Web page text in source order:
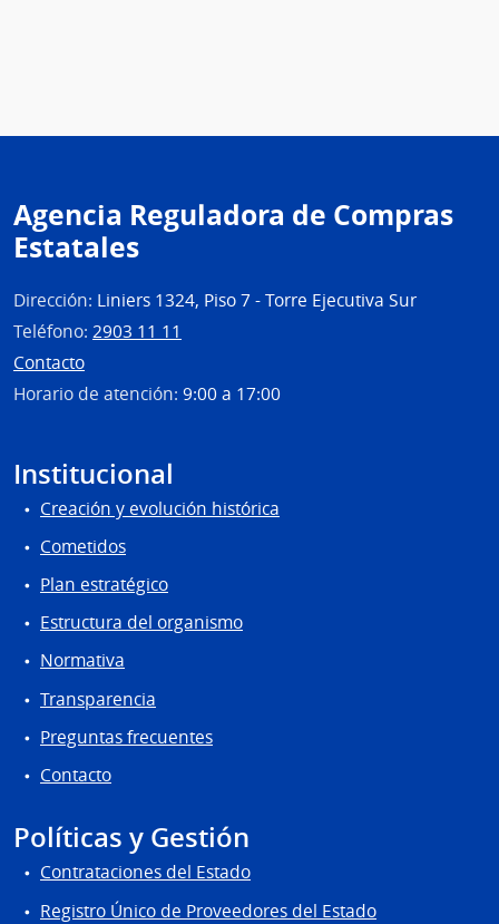
Agencia Reguladora de Compras
Estatales
Dirección: Liniers 1324, Piso 7 - Torre Ejecutiva Sur
Teléfono: 2903 11 11
Contacto
Horario de atención: 9:00 a 17:00
Institucional
Creación y evolución histórica
Cometidos
Plan estratégico
Estructura del organismo
Normativa
Transparencia
Preguntas frecuentes
Contacto
Políticas y Gestión
Contrataciones del Estado
Registro Único de Proveedores del Estado